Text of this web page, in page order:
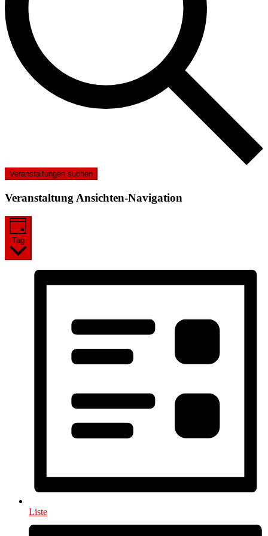
Veranstaltungen suchen
Veranstaltung Ansichten-Navigation
Tag
Liste